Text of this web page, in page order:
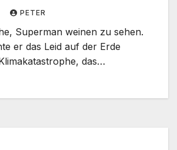
PETER
Superman weinen zu sehen.
er das Leid auf der Erde
das…